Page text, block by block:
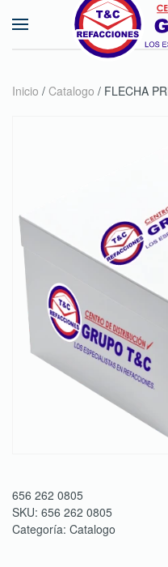
Skip to main content
Inicio / Catalogo / FLECHA
656 262 0805
SKU: 656 262 0805
Categoría: Catalogo